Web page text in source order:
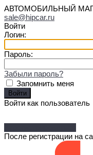
АВТОМОБИЛЬНЫЙ
sale@hipcar.ru
Войти
Логин:
Пароль:
Забыли пароль?
Запомнить меня
Войти как пользователь
После регистрации на